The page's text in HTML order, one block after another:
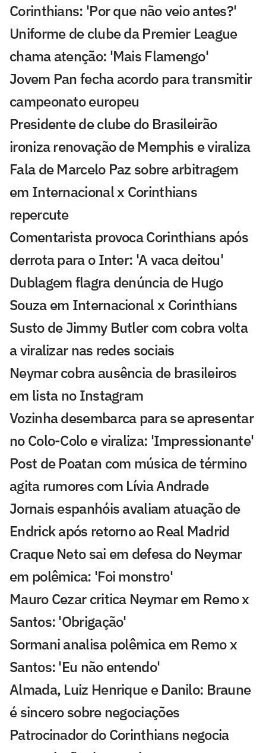
Corinthians: 'Por que não veio antes?'
Uniforme de clube da Premier League
chama atenção: 'Mais Flamengo'
Jovem Pan fecha acordo para transmitir
campeonato europeu
Presidente de clube do Brasileirão
ironiza renovação de Memphis e viraliza
Fala de Marcelo Paz sobre arbitragem
em Internacional x Corinthians
repercute
Comentarista provoca Corinthians após
derrota para o Inter: 'A vaca deitou'
Dublagem flagra denúncia de Hugo
Souza em Internacional x Corinthians
Susto de Jimmy Butler com cobra volta
a viralizar nas redes sociais
Neymar cobra ausência de brasileiros
em lista no Instagram
Vozinha desembarca para se apresentar
no Colo-Colo e viraliza: 'Impressionante'
Post de Poatan com música de término
agita rumores com Lívia Andrade
Jornais espanhóis avaliam atuação de
Endrick após retorno ao Real Madrid
Craque Neto sai em defesa do Neymar
em polêmica: 'Foi monstro'
Mauro Cezar critica Neymar em Remo x
Santos: 'Obrigação'
Sormani analisa polêmica em Remo x
Santos: 'Eu não entendo'
Almada, Luiz Henrique e Danilo: Braune
é sincero sobre negociações
Patrocinador do Corinthians negocia